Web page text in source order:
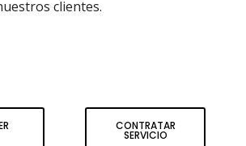
clientes.
CONTRATAR
SERVICIO